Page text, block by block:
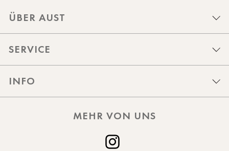
ÜBER AUST
SERVICE
INFO
MEHR VON UNS